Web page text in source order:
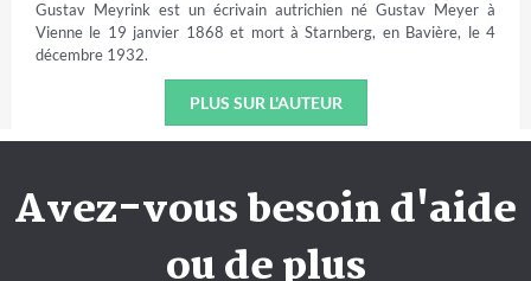
Gustav Meyrink est un écrivain autrichien né Gustav Meyer à
Vienne le 19 janvier 1868 et mort à Starnberg, en Bavière, le 4
décembre 1932.
PLUS SUR L'AUTEUR
Avez-vous besoin d'aide
ou de plus